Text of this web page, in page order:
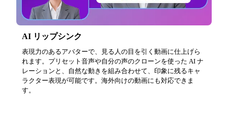
AI リップシンク
表現力のあるアバターで、見る人の目を引く動画に仕上げら
れます。プリセット音声や自分の声のクローンを使った AI ナ
レーションと、自然な動きを組み合わせて、印象に残るキャ
ラクター表現が可能です。海外向けの動画にも対応できま
す。